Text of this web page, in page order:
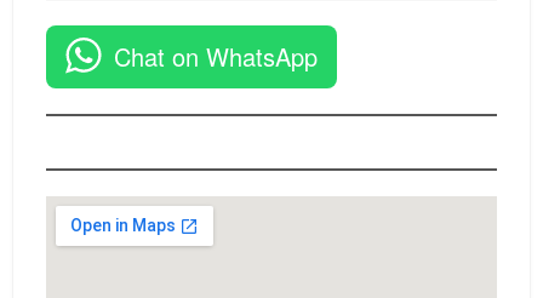
Chat on WhatsApp